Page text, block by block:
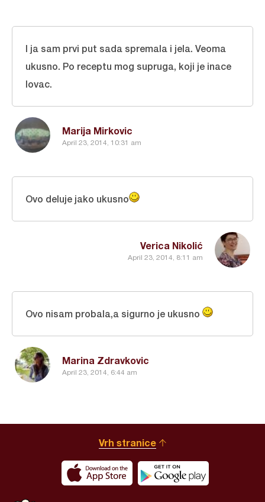
Marija Mirkovic
April 23, 2014, 10:31 am
I ja sam prvi put sada spremala i jela. Veoma
ukusno. Po receptu mog supruga, koji je inace
lovac.
Verica Nikolić
April 23, 2014, 8:11 am
Ovo deluje jako ukusno
Marina Zdravkovic
April 23, 2014, 6:44 am
Ovo nisam probala,a sigurno je ukusno
Vrh stranice